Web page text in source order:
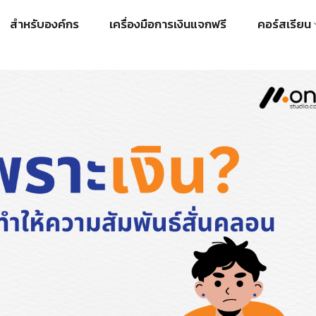
สำหรับองค์กร เครื่องมือการเงินแจกฟรี คอร์สเรียน